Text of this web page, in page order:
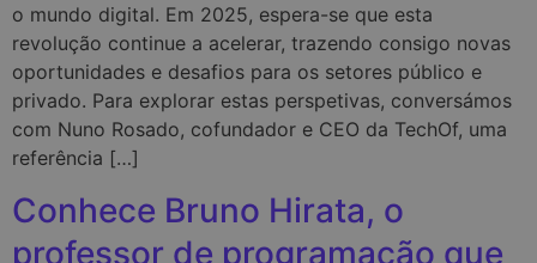
o mundo digital. Em 2025, espera-se que esta
revolução continue a acelerar, trazendo consigo novas
oportunidades e desafios para os setores público e
privado. Para explorar estas perspetivas, conversámos
com Nuno Rosado, cofundador e CEO da TechOf, uma
referência […]
Conhece Bruno Hirata, o
professor de programação que